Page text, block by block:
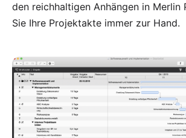
den reichhaltigen Anhängen in Merlin
Sie Ihre Projektakte immer zur Hand.